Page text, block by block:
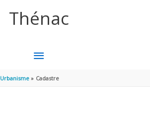
Thénac
MENU
PRINCIPAL
Urbanisme Cadastre